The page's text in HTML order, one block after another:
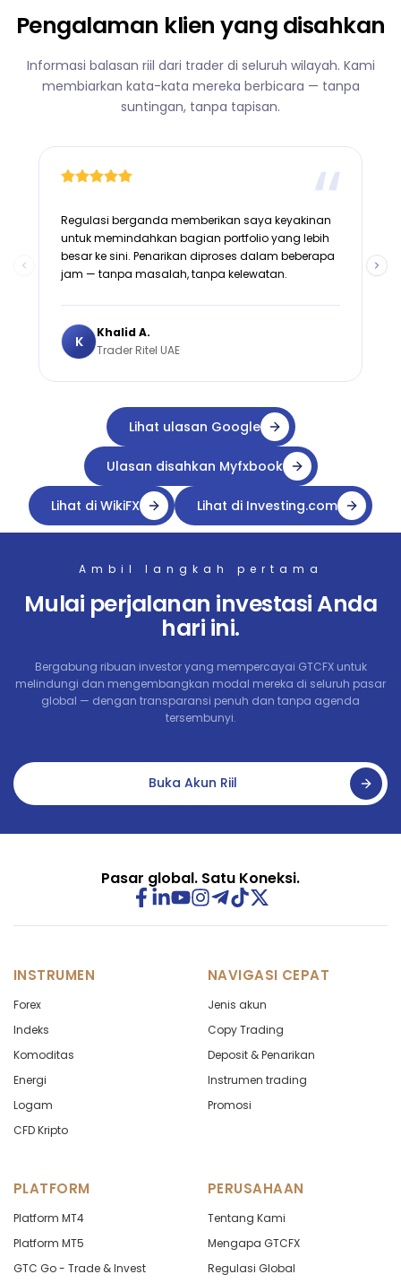
Pengalaman klien yang disahkan
Informasi balasan riil dari trader di seluruh wilayah. Kami
membiarkan kata-kata mereka berbicara — tanpa
suntingan, tanpa tapisan.
Regulasi berganda memberikan saya keyakinan
untuk memindahkan bagian portfolio yang lebih
besar ke sini. Penarikan diproses dalam beberapa
jam — tanpa masalah, tanpa kelewatan.
K
Khalid A.
Trader Ritel UAE
Lihat ulasan Google
Ulasan disahkan Myfxbook
Lihat di WikiFX Lihat di Investing.com
Ambil langkah pertama
Mulai perjalanan investasi Anda
hari ini.
Bergabung ribuan investor yang mempercayai GTCFX untuk
melindungi dan mengembangkan modal mereka di seluruh pasar
global — dengan transparansi penuh dan tanpa agenda
tersembunyi.
Buka Akun Riil
Pasar global. Satu Koneksi.
INSTRUMEN
Forex
Indeks
Komoditas
Energi
Logam
CFD Kripto
NAVIGASI CEPAT
Jenis akun
Copy Trading
Deposit & Penarikan
Instrumen trading
Promosi
PLATFORM
Platform MT4
Platform MT5
GTC Go - Trade & Invest
PERUSAHAAN
Tentang Kami
Mengapa GTCFX
Regulasi Global